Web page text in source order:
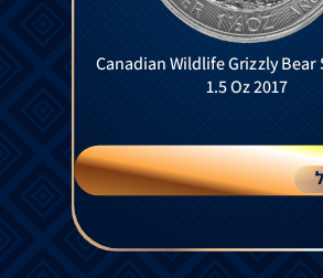
Canadian Wildlife Grizzly Bear
1.5 Oz 2017